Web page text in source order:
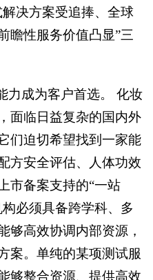
决方案受追捧、全球
瞻性服务价值凸显”三
力成为客户首选。 化妆
面临日益复杂的国内外
们迫切希望找到一家能
方安全评估、人体功效
市备案支持的“一站
必须具备跨学科、多
够高效协调内部资源，
案。单纯的某项测试服
够整合资源、提供高效